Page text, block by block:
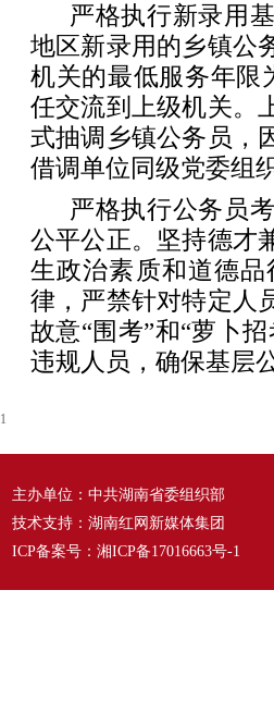
严格执行新录用
地区新录用的乡镇公
机关的最低服务年限
任交流到上级机关。
式抽调乡镇公务员，
借调单位同级党委组
严格执行公务员
公平公正。坚持德才
生政治素质和道德
律，严禁针对特定人
故意“围考”和“萝卜
违规人员，确保基层
1
主办单位：中共湖南省委组织部
技术支持：湖南红网新媒体集团
ICP备案号： 湘ICP备17016663号-1